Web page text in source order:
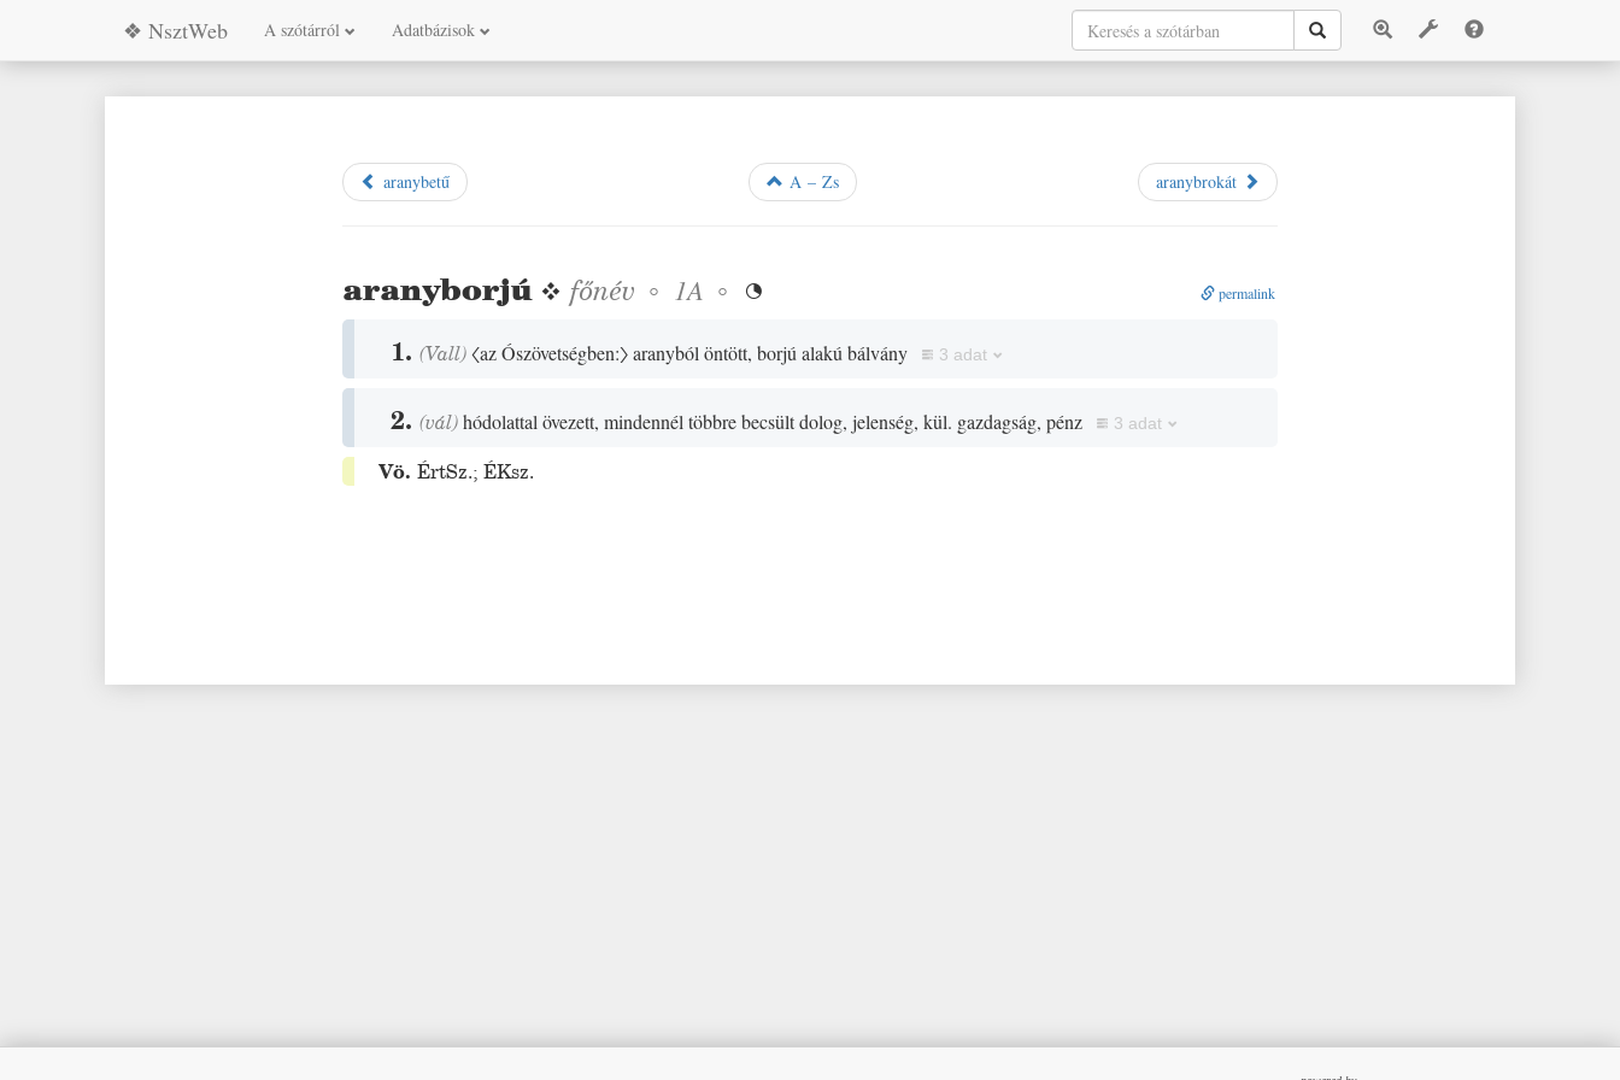
❖ NsztWeb A szótárról Adatbázisok
aranybetű A – Zs aranybrokát
aranyborjú❖főnév ◦ 1A ◦  permalink
1.(Vall) 〈az Ószövetségben:〉aranyból öntött, borjú alakú bálvány 3 adat
2.(vál) hódolattal övezett, mindennél többre becsült dolog, jelenség, kül. gazdagság, pénz 3 adat
Vö.ÉrtSz.;ÉKsz.